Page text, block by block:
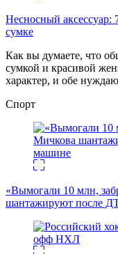
Несносный аксессуар:
сумке
Как вы думаете, что
сумкой и красивой
характер, и обе
Спорт
«Вымогали 10 млн,
шантажируют после